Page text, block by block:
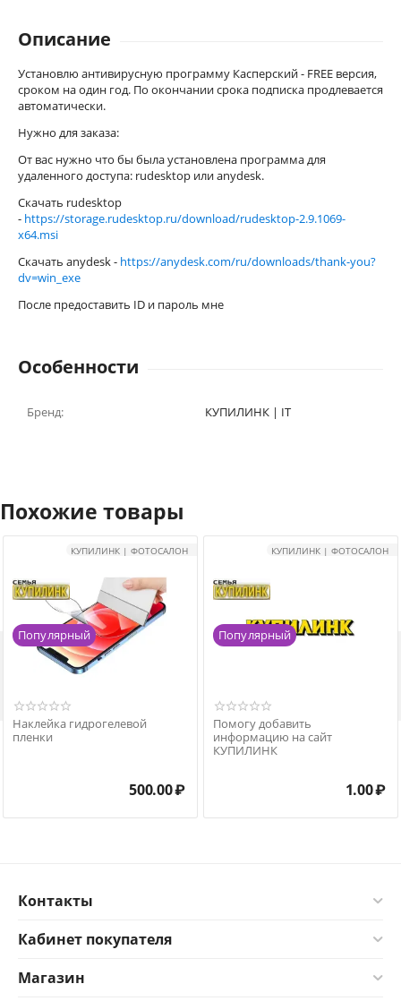
Описание
Установлю антивирусную программу Касперский - FREE версия,
сроком на один год. По окончании срока подписка продлевается
автоматически.
Нужно для заказа:
От вас нужно что бы была установлена программа для
удаленного доступа: rudesktop или anydesk.
Скачать rudesktop
- https://storage.rudesktop.ru/download/rudesktop-2.9.1069-
x64.msi
Скачать anydesk - https://anydesk.com/ru/downloads/thank-you?
dv=win_exe
После предоставить ID и пароль мне
Особенности
Бренд: КУПИЛИНК | IT
Похожие товары
КУПИЛИНК | ФОТОСАЛОН
Популярный
Наклейка гидрогелевой
пленки
500.00₽
КУПИЛИНК | ФОТОСАЛОН
Популярный
Помогу добавить
информацию на сайт
КУПИЛИНК
1.00₽
Контакты
Кабинет покупателя
Магазин